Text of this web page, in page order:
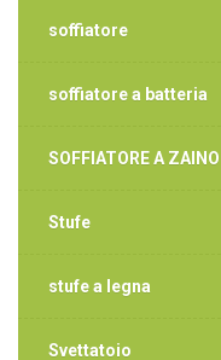
soffiatore
soffiatore a batteria
SOFFIATORE A ZAINO
Stufe
stufe a legna
Svettatoio